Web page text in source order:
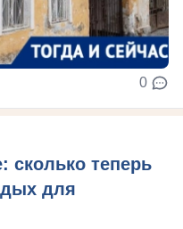
0
сколько теперь
для